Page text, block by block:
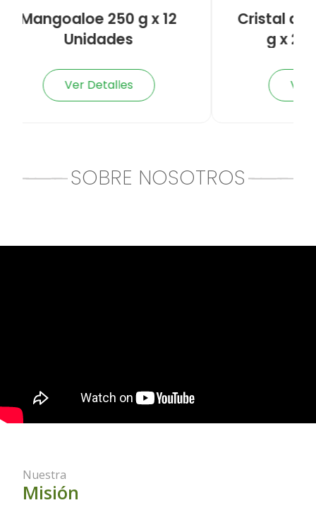
250 g x 12
Unidades
Ver Detalles
Cristal de
g x 24
Ver
SOBRE NOSOTROS
Nuestra
Misión